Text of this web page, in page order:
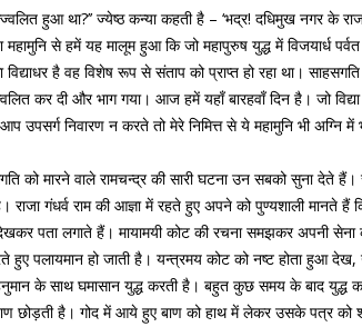
हुआ था?’’ ज्येष्ठ कन्या कहती है – ‘भद्र! दधिमुख नगर के
से हमें यह मालूम हुआ कि जो महापुरुष युद्ध में विजयार्ध
है वह विशेष रूप से संताप को प्राप्त हो रहा था।
कर दी और भाग गया। आज हमें यहाँ बारहवाँ दिन है। जो
निवारण न करते तो मेरे निमित्त से ये महामुनि भी
को मारने वाले रामचन्द्र की सारी घटना उन सबको सुना देते
गंधर्व राम की आज्ञा में रहते हुए अपने को पुण्यशाली मानते हैं
पता लगाते हैं। मायामयी कोट की रचना समझकर अपनी सेना
पलायमान हो जाती है। यन्त्रमय कोट को नष्ट होता हुआ
के साथ घमासान युद्ध करती है। बहुत कुछ समय के बाद
है। गोद में आये हुए बाण को हाथ में लेकर उसके पत्र को